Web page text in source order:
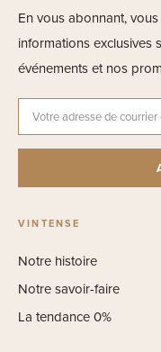
En vous abonnant,
informations exclusives
événements et nos
VINTENSE
Notre histoire
Notre savoir-faire
La tendance 0%